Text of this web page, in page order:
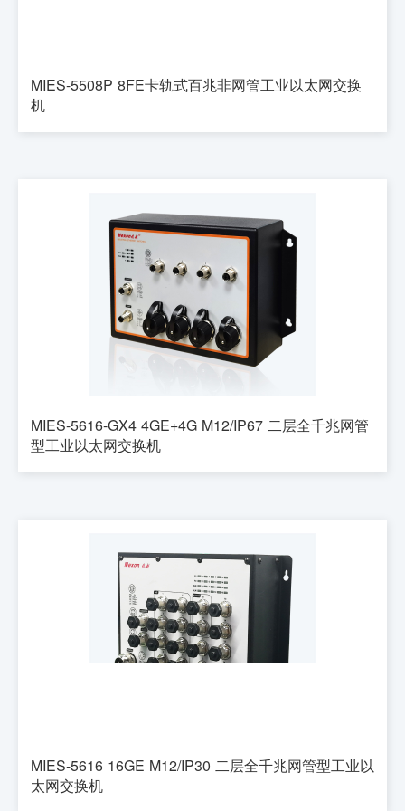
MIES-5508P 8FE卡轨式百兆非网管工业以太网交换
机
MIES-5616-GX4 4GE+4G M12/IP67 二层全千兆网管
型工业以太网交换机
MIES-5616 16GE M12/IP30 二层全千兆网管型工业以
太网交换机